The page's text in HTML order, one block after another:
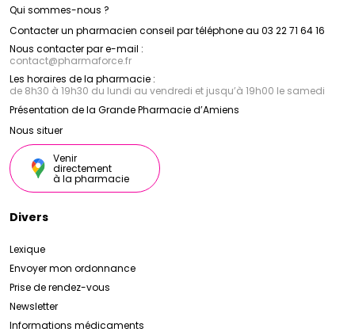
Qui sommes-nous ?
Contacter un pharmacien conseil par téléphone au 03 22 71 64 16
Nous contacter par e-mail :
contact@pharmaforce.fr
Les horaires de la pharmacie :
de 8h30 à 19h30 du lundi au vendredi et jusqu’à 19h00 le samedi
Présentation de la Grande Pharmacie d’Amiens
Nous situer
Venir
directement
à la pharmacie
Divers
Lexique
Envoyer mon ordonnance
Prise de rendez-vous
Newsletter
Informations médicaments